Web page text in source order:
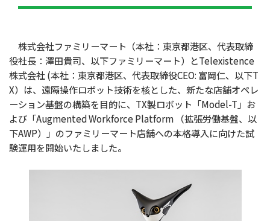
株式会社ファミリーマート（本社：東京都港区、代表取締
役社長：澤田貴司、以下ファミリーマート）とTelexistence
株式会社 (本社：東京都港区、代表取締役CEO: 富岡仁、以下T
X）は、遠隔操作ロボット技術を核とした、新たな店舗オペレ
ーション基盤の構築を目的に、TX製ロボット「Model-T」お
よび「Augmented Workforce Platform （拡張労働基盤、以
下AWP）」のファミリーマート店舗への本格導入に向けた試
験運用を開始いたしました。